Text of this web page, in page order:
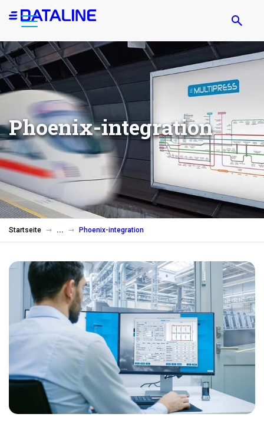
Direkt
zum
Phoenix-integration
Startseite Phoenix-integration